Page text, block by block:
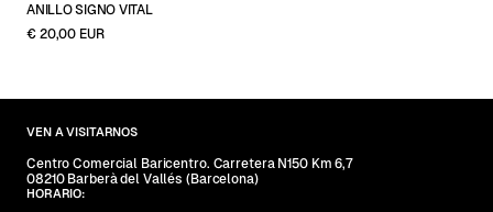
ANILLO SIGNO VITAL
€ 20,00 EUR
VEN A VISITARNOS
Centro Comercial Baricentro. Carretera N150 Km 6,7
08210 Barberà del Vallés (Barcelona)
HORARIO: